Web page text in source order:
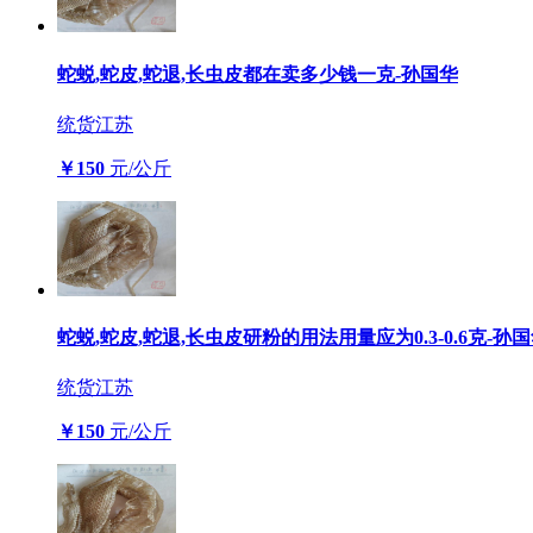
蛇蜕,蛇皮,蛇退,长虫皮都在卖多少钱一克-孙国华
统货江苏
￥150 元/公斤
蛇蜕,蛇皮,蛇退,长虫皮研粉的用法用量应为0.3-0.6克-孙
统货江苏
￥150 元/公斤